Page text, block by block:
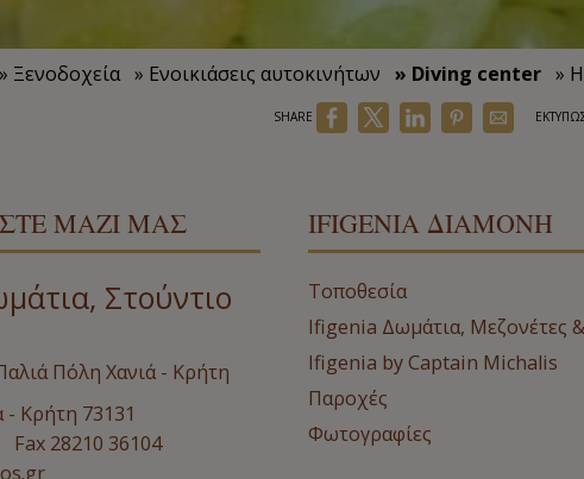
» Ξενοδοχεία » Ενοικιάσεις αυτοκινήτων » Diving center »
SHARE
ΜΑΖΊ ΜΑΣ
Στούντιο
Πόλη Χανιά - Κρήτη
- Κρήτη 73131
Fax 28210 36104
IFIGENIA ΔΙΑΜΟΝΉ
Τοποθεσία
Ifigenia Δωμάτια, Μεζονέτες
Ifigenia by Captain Michalis
Παροχές
Φωτογραφίες